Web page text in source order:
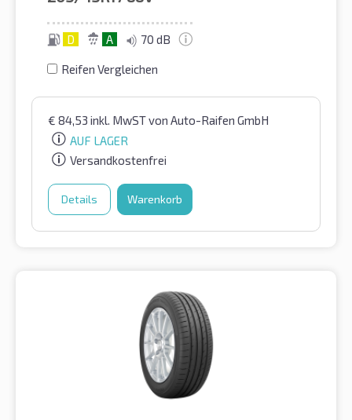
D A 70 dB
Reifen Vergleichen
€ 84,53 inkl. MwSTvon Auto-Raifen GmbH
AUF LAGER
Versandkostenfrei
Details Warenkorb